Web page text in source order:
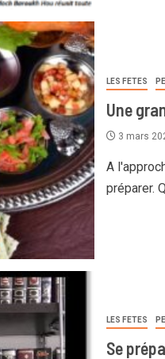
LES FETES
Une
3 mars
A
préparer.
LES FETES
Se